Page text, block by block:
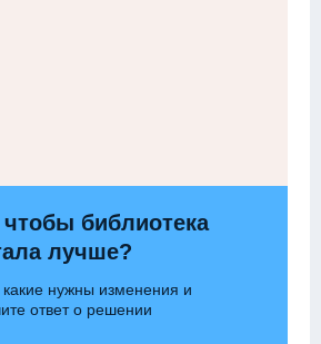
библиотека
лучше?
нужны изменения и
ответ о решении